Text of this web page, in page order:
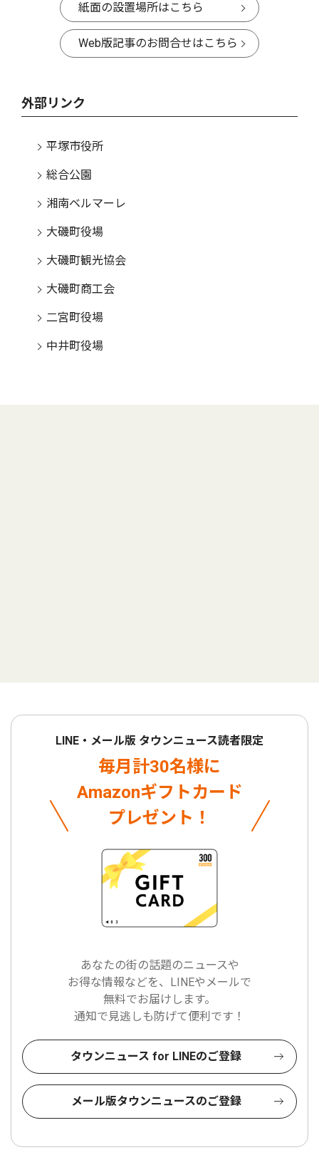
紙面の設置場所はこちら
Web版記事のお問合せはこちら
外部リンク
平塚市役所
総合公園
湘南ベルマーレ
大磯町役場
大磯町観光協会
大磯町商工会
二宮町役場
中井町役場
LINE・メール版 タウンニュース読者限定
毎月計30名様に
Amazonギフトカード
プレゼント！
あなたの街の話題のニュースや
お得な情報などを、LINEやメールで
無料でお届けします。
通知で見逃しも防げて便利です！
タウンニュース for LINEのご登録
メール版タウンニュースのご登録